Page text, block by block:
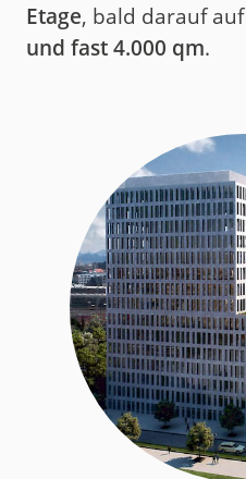
Etage, bald darauf auf
und fast 4.000 qm.